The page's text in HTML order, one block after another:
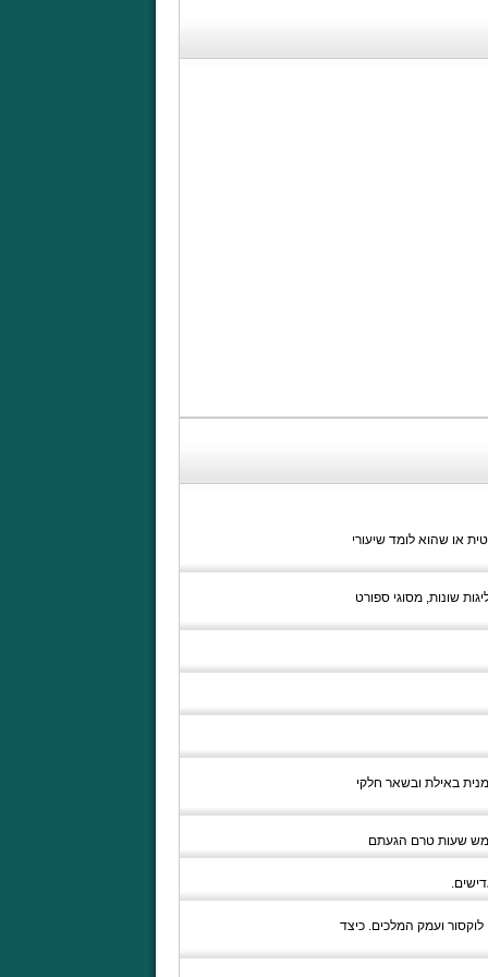
או שהוא לומד שיעורי
שונות, מסוגי ספורט
באילת ובשאר חלקי
שעות טרם הגעתם
ועמק המלכים. כיצד